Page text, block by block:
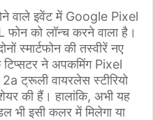
वाले इवेंट में Google Pixel
को लॉन्च करने वाला है।
स्मार्टफोन की तस्वीरें नए
ने अपकमिंग Pixel
ट्रूली वायरलेस स्टीरियो
की हैं। हालांकि, अभी यह
भी इसी कलर में मिलेगा या